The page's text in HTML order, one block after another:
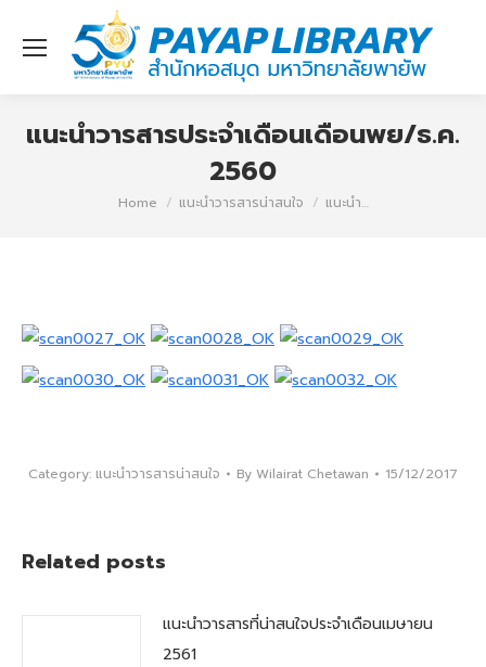
แนะนำวารสารประจำเดือนเดือนพย/ธ.ค.
2560
You are here:
Home แนะนำวารสารน่าสนใจ แนะนำ…
Category: แนะนำวารสารน่าสนใจ By Wilairat Chetawan 15/12/2017
Related posts
แนะนำวารสารที่น่าสนใจประจำเดือนเมษายน
2561